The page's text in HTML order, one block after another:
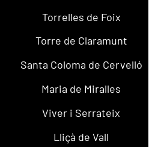
Torrelles de Foix
Torre de Claramunt
Santa Coloma de Cervelló
Maria de Miralles
Viver i Serrateix
Lliçà de Vall